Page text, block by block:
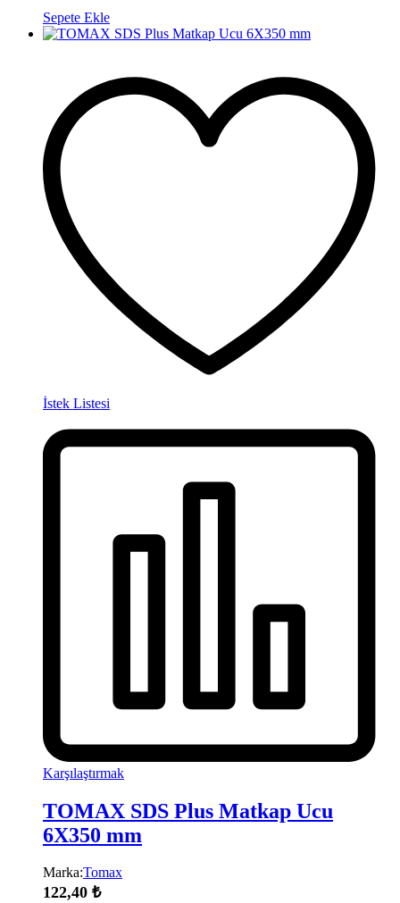
Sepete Ekle
İstek Listesi
Karşılaştırmak
TOMAX SDS Plus Matkap Ucu
6X350 mm
Marka:Tomax
122,40 ₺